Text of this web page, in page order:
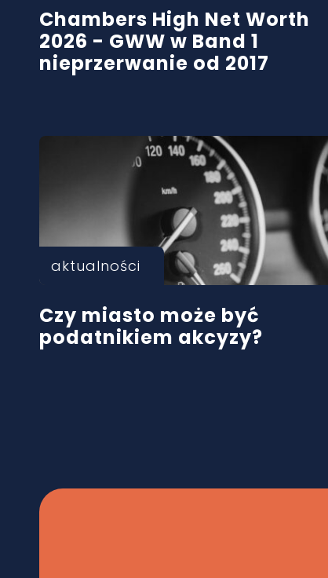
Chambers High Net Worth
2026 - GWW w Band 1
nieprzerwanie od 2017
aktualności
Czy miasto może być
podatnikiem akcyzy?